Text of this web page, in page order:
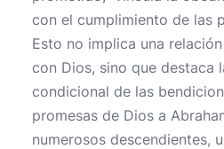
con el cumplimiento de las
Esto no implica una
con Dios, sino que destaca
condicional de las
promesas de Dios a
numerosos descendientes,